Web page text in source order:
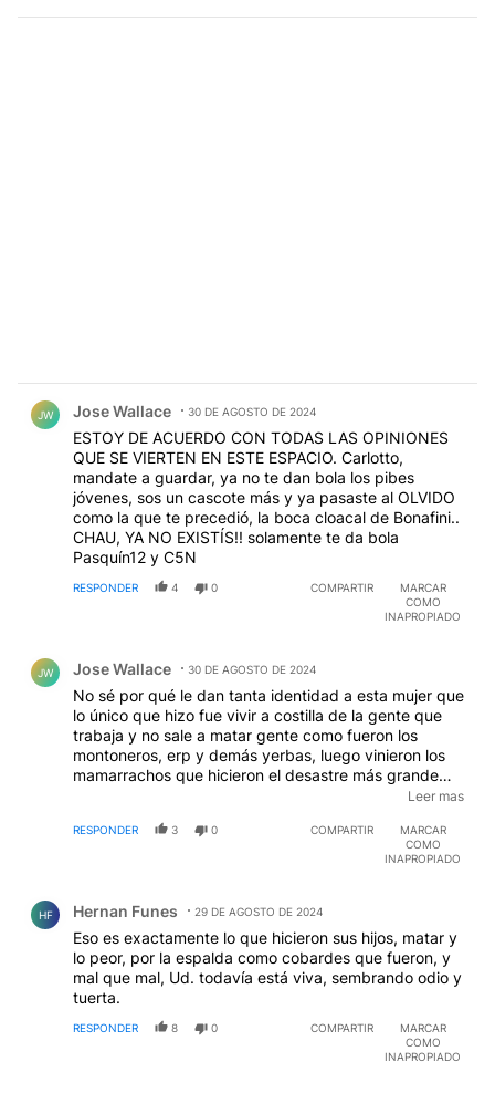
JW Jose Wallace 30 DE AGOSTO DE 2024
ESTOY DE ACUERDO CON TODAS LAS OPINIONES
QUE SE VIERTEN EN ESTE ESPACIO. Carlotto,
mandate a guardar, ya no te dan bola los pibes
jóvenes, sos un cascote más y ya pasaste al OLVIDO
como la que te precedió, la boca cloacal de Bonafini..
CHAU, YA NO EXISTÍS!! solamente te da bola
Pasquín12 y C5N
RESPONDER 4 0 COMPARTIR
MARCAR
COMO
INAPROPIADO
JW Jose Wallace 30 DE AGOSTO DE 2024
No sé por qué le dan tanta identidad a esta mujer que
lo único que hizo fue vivir a costilla de la gente que
trabaja y no sale a matar gente como fueron los
montoneros, erp y demás yerbas, luego vinieron los
mamarrachos que hicieron el desastre más grande
que se pueda imaginar; una banda de delincuentes
demás energúmenos... Pero esta mujer sería
saludable que NO HABLE MÁS y el viejo Esquivel que
Leer mas
RESPONDER 3 0 COMPARTIR
MARCAR
COMO
INAPROPIADO
HF Hernan Funes 29 DE AGOSTO DE 2024
Eso es exactamente lo que hicieron sus hijos, matar y
lo peor, por la espalda como cobardes que fueron, y
mal que mal, Ud. todavía está viva, sembrando odio y
tuerta.
RESPONDER 8 0 COMPARTIR
MARCAR
COMO
INAPROPIADO